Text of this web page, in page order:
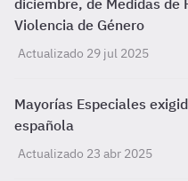
diciembre, de Medidas
Violencia de Género
Actualizado 29 jul 2025
Mayorías Especiales
española
Actualizado 23 abr 2025